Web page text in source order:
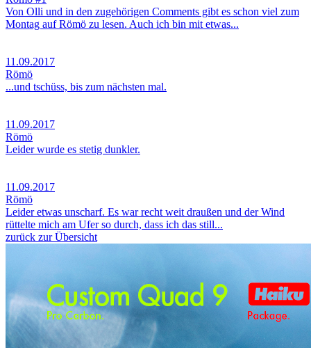
Von Olli und in den zugehörigen Comments gibt es schon viel zum
Montag auf Römö zu lesen. Auch ich bin mit etwas...
11.09.2017
Römö
...und tschüss, bis zum nächsten mal.
11.09.2017
Römö
Leider wurde es stetig dunkler.
11.09.2017
Römö
Leider etwas unscharf. Es war recht weit draußen und der Wind
rüttelte mich am Ufer so durch, dass ich das still...
zurück zur Übersicht